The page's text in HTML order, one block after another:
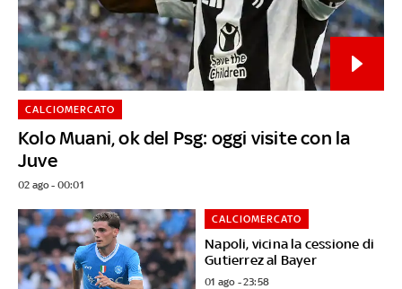
Kolo Muani, ok del Psg: oggi visite con la
Juve
CALCIOMERCATO
02 ago - 00:01
Napoli, vicina la cessione di
Gutierrez al Bayer
CALCIOMERCATO
01 ago - 23:58